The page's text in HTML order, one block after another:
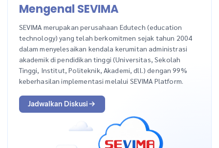
Mengenal SEVIMA
SEVIMA merupakan perusahaan Edutech (education
technology) yang telah berkomitmen sejak tahun 2004
dalam menyelesaikan kendala kerumitan administrasi
akademik di pendidikan tinggi (Universitas, Sekolah
Tinggi, Institut, Politeknik, Akademi, dll.) dengan 99%
keberhasilan implementasi melalui SEVIMA Platform.
Jadwalkan Diskusi